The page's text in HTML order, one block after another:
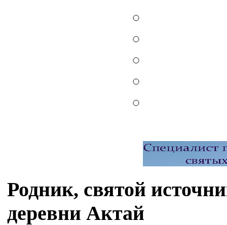
Родник, святой
деревни Актай